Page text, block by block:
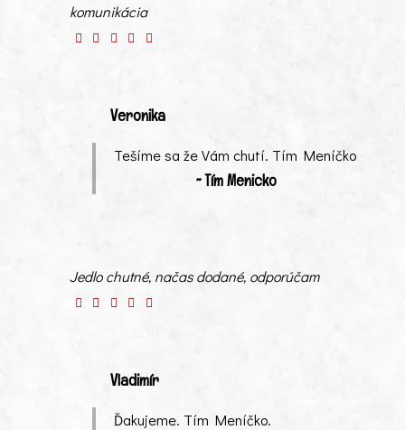
komunikácia
Veronika
Tešíme sa že Vám chutí. Tím Meníčko
~ Tím Menicko
Jedlo chutné, načas dodané, odporúčam
Vladimír
Ďakujeme. Tím Meníčko.